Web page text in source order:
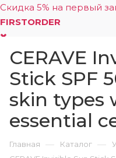
Скидка 5% на первый
FIRSTORDER
CERAVE
Stick SPF
skin types
essential
Главная — Каталог —